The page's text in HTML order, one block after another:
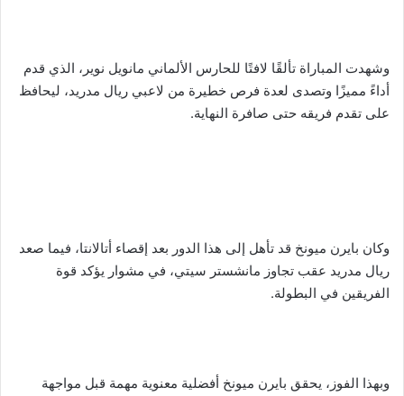
وشهدت المباراة تألقًا لافتًا للحارس الألماني مانويل نوير، الذي قدم
أداءً مميزًا وتصدى لعدة فرص خطيرة من لاعبي ريال مدريد، ليحافظ
على تقدم فريقه حتى صافرة النهاية.
وكان بايرن ميونخ قد تأهل إلى هذا الدور بعد إقصاء أتالانتا، فيما صعد
ريال مدريد عقب تجاوز مانشستر سيتي، في مشوار يؤكد قوة
الفريقين في البطولة.
وبهذا الفوز، يحقق بايرن ميونخ أفضلية معنوية مهمة قبل مواجهة